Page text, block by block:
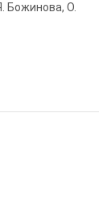
Божинова, О.